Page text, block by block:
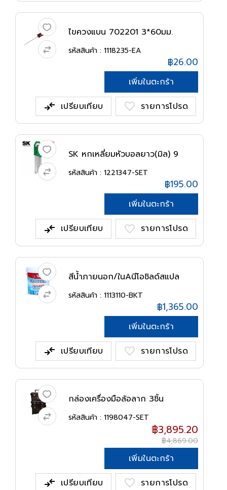
ไขควงแบน 702201 3*60มม.
ONSITE
รหัสสินค้า : 1118235-EA
฿26.00
เพิ่มในตะกร้า
compare_arrows เปรียบเทียบ favorite รายการโปรด
SK หกเหลี่ยมหัวบอลยาว(มิล) 9
M02068...
รหัสสินค้า : 1221347-SET
฿195.00
เพิ่มในตะกร้า
compare_arrows เปรียบเทียบ favorite รายการโปรด
สีน้ำภายนอก/ในAนีโอชิลด์สแปล
รหัสสินค้า : 1113110-BKT
฿1,365.00
เพิ่มในตะกร้า
compare_arrows เปรียบเทียบ favorite รายการโปรด
กล่องเครื่องมือล้อลาก 3ชิ้น
รหัสสินค้า : 1198047-SET
฿3,895.20
฿4,869.00
เพิ่มในตะกร้า
compare_arrows เปรียบเทียบ favorite รายการโปรด